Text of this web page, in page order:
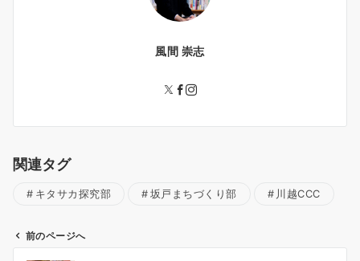
風間 崇志
関連タグ
キタサカ探究部 坂戸まちづくり部 川越CCC
前のページへ